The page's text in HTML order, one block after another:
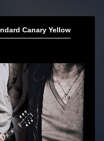
Canary Yellow